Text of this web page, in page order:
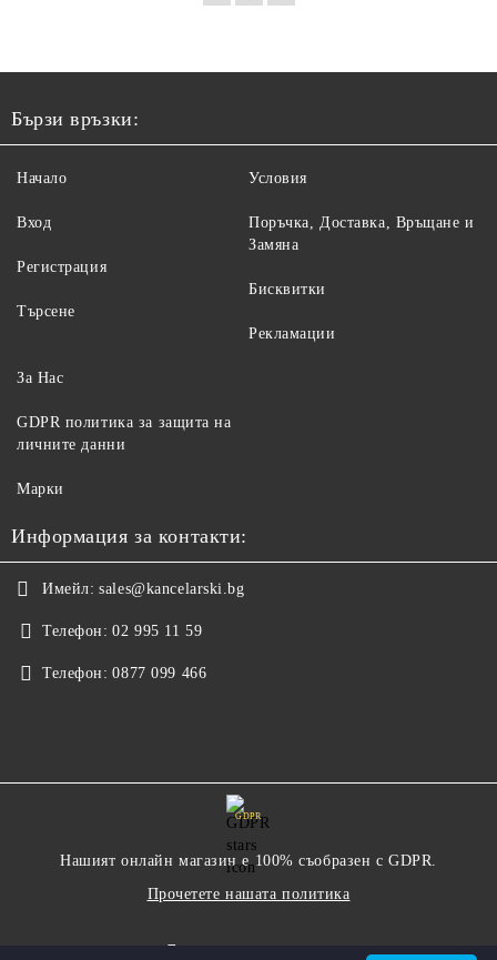
Бързи връзки:
Начало
Вход
Регистрация
Търсене
Условия
Поръчка, Доставка, Връщане и
Замяна
Бисквитки
Рекламации
За Нас
GDPR политика за защита на
личните данни
Марки
Информация за контакти:
Имейл: sales@kancelarski.bg
Телефон: 02 995 11 59
Телефон: 0877 099 466
GDPR
Нашият онлайн магазин е 100% съобразен с GDPR.
Прочетете нашата политика